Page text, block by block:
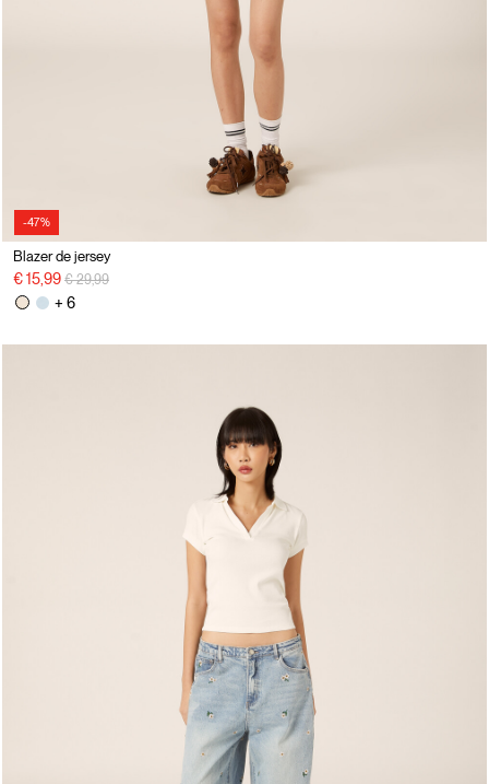
-47%
Blazer de jersey
€ 15,99 precio rebajado desde
€ 29,99a
+ 6